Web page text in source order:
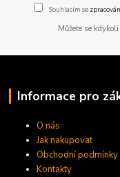
Souhlasím se
Můžete se
Informace pro
O nás
Jak nakupovat
Obchodní podmínky
Kontakty